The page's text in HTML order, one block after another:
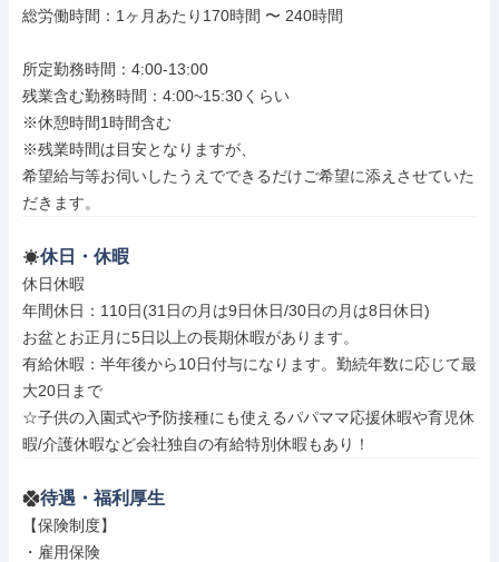
総労働時間：1ヶ月あたり170時間 〜 240時間
所定勤務時間：4:00-13:00
残業含む勤務時間：4:00~15:30くらい
※休憩時間1時間含む
※残業時間は目安となりますが、
希望給与等お伺いしたうえでできるだけご希望に添えさせていた
だきます。
休日・休暇
休日休暇
年間休日：110日(31日の月は9日休日/30日の月は8日休日)
お盆とお正月に5日以上の長期休暇があります。
有給休暇：半年後から10日付与になります。勤続年数に応じて最
大20日まで
☆子供の入園式や予防接種にも使えるパパママ応援休暇や育児休
暇/介護休暇など会社独自の有給特別休暇もあり！
待遇・福利厚生
【保険制度】
・雇用保険